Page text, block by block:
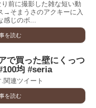
前に撮影した雑な短い動
→そまうさのアクキーに入
じのボ...
を読む
で買った壁にくっつ
均 #seria
関連ツイート
を読む